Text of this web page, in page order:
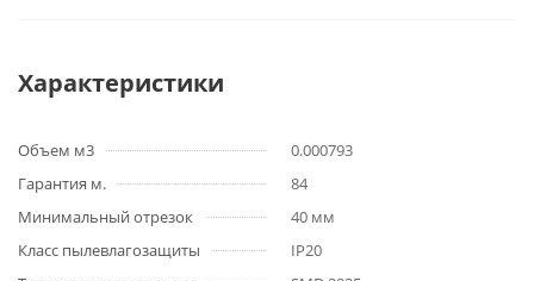
Характеристики
Объем м3
0.000793
Гарантия м.
84
Минимальный отрезок
40 мм
Класс пылевлагозащиты
IP20